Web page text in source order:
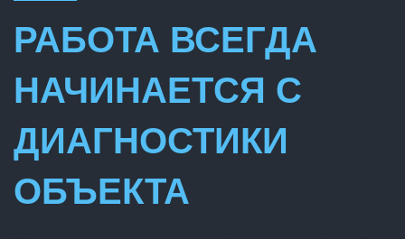
РАБОТА ВСЕГДА
НАЧИНАЕТСЯ С
ДИАГНОСТИКИ
ОБЪЕКТА